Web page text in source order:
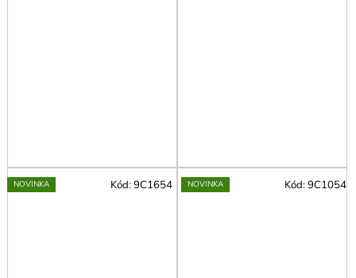
NOVINKA Kód:9C1654 NOVINKA Kód:9C1054